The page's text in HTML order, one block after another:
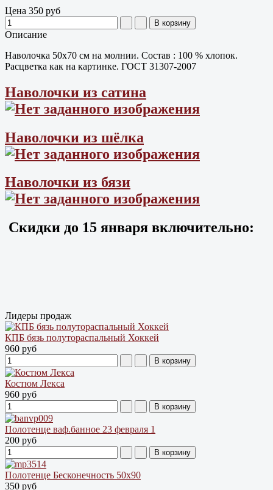
Цена 350 руб
Описание
Наволочка 50х70 см на молнии. Состав : 100 % хлопок.
Расцветка как на картинке. ГОСТ 31307-2007
Наволочки из сатина
Наволочки из шёлка
Наволочки из бязи
Скидки до 15 января включительно:
Лидеры продаж
КПБ бязь полутораспальный Хоккей
960 руб
Костюм Лекса
960 руб
Полотенце ваф.банное 23 февраля 1
200 руб
Полотенце Бесконечность 50х90
350 руб